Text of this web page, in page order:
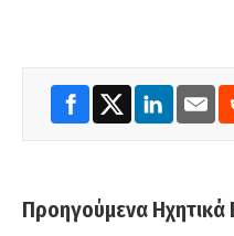
Προηγούμενα Ηχητικά